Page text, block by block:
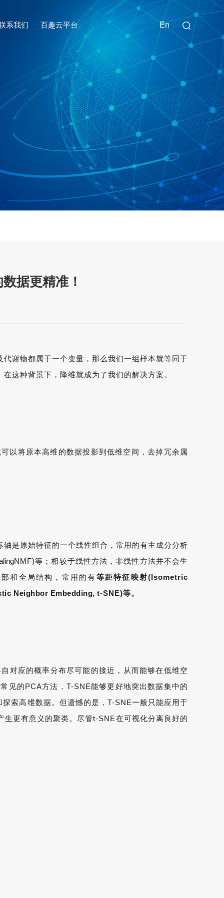
En
系我们 百趣云平台
据更精准！
谢物都属于一个变量，那么我们一组样本就等同于
这种背景下，降维就成为了我们的解决方案。
以将原本高维的数据投影到低维空间，去掉冗余属
是原始特征的一个线性组合，常用的有主成分分析
NMF)等；相较于线性方法，非线性方法并不会生
和全局结构，常用的有等距特征映射(Isometric
Neighbor Embedding, t-SNE)等。
对应的概率分布尽可能的接近，从而能够在低维空
见的PCA方法，T-SNE能够更好地突出数据集中的
索高维数据。但遗憾的是，T-SNE一般只能应用于
更有意义的聚类。尽管t-SNE在可视化分离良好的